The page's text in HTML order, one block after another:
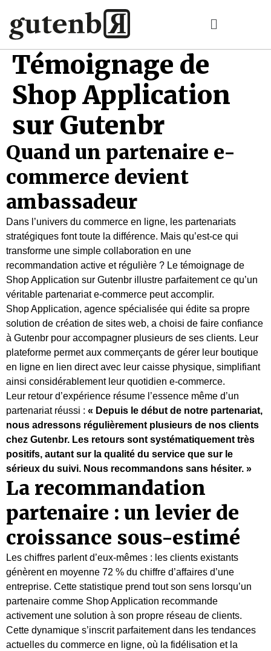
Témoignage de
Shop Application
sur Gutenbr
Quand un partenaire e-
commerce devient
ambassadeur
Dans l’univers du commerce en ligne, les partenariats
stratégiques font toute la différence. Mais qu’est-ce qui
transforme une simple collaboration en une
recommandation active et régulière ? Le témoignage de
Shop Application sur Gutenbr illustre parfaitement ce qu’un
véritable partenariat e-commerce peut accomplir.
Shop Application, agence spécialisée qui édite sa propre
solution de création de sites web, a choisi de faire confiance
à Gutenbr pour accompagner plusieurs de ses clients. Leur
plateforme permet aux commerçants de gérer leur boutique
en ligne en lien direct avec leur caisse physique, simplifiant
ainsi considérablement leur quotidien e-commerce.
Leur retour d’expérience résume l’essence même d’un
partenariat réussi : « Depuis le début de notre partenariat,
nous adressons régulièrement plusieurs de nos clients
chez Gutenbr. Les retours sont systématiquement très
positifs, autant sur la qualité du service que sur le
sérieux du suivi. Nous recommandons sans hésiter. »
La recommandation
partenaire : un levier de
croissance sous-estimé
Les chiffres parlent d’eux-mêmes : les clients existants
génèrent en moyenne 72 % du chiffre d’affaires d’une
entreprise. Cette statistique prend tout son sens lorsqu’un
partenaire comme Shop Application recommande
activement une solution à son propre réseau de clients.
Cette dynamique s’inscrit parfaitement dans les tendances
actuelles du commerce en ligne, où la fidélisation et la